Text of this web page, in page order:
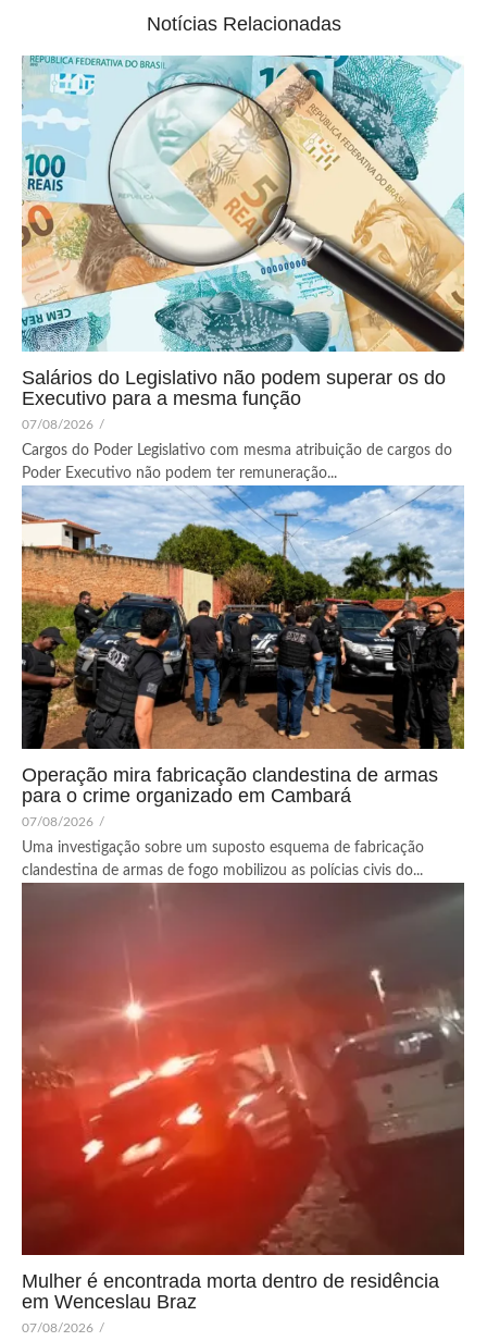
Notícias Relacionadas
Salários do Legislativo não podem superar os do
Executivo para a mesma função
07/08/2026 /
Cargos do Poder Legislativo com mesma atribuição de cargos do
Poder Executivo não podem ter remuneração...
Operação mira fabricação clandestina de armas
para o crime organizado em Cambará
07/08/2026 /
Uma investigação sobre um suposto esquema de fabricação
clandestina de armas de fogo mobilizou as polícias civis do...
Mulher é encontrada morta dentro de residência
em Wenceslau Braz
07/08/2026 /